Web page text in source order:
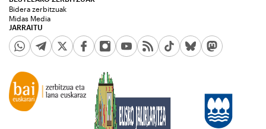
JARRAITU
Bidera zerbitzuak
Midas Media